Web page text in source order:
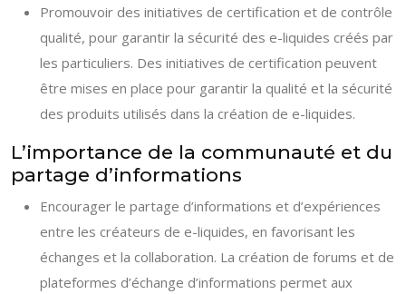
Promouvoir des initiatives de certification et de contrôle
qualité, pour garantir la sécurité des e-liquides créés par
les particuliers. Des initiatives de certification peuvent
être mises en place pour garantir la qualité et la sécurité
des produits utilisés dans la création de e-liquides.
L’importance de la communauté et du
partage d’informations
Encourager le partage d’informations et d’expériences
entre les créateurs de e-liquides, en favorisant les
échanges et la collaboration. La création de forums et de
plateformes d’échange d’informations permet aux